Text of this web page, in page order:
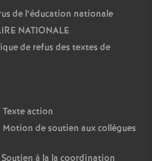
de l’éducation nationale
NATIONALE
de refus des textes de
action
de soutien aux collègues